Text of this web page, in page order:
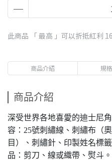
此商品 「 最高 」可以折抵紅利
商品介紹 規
商品介紹
深受世界各地喜愛的迪士尼
容：25號刺繡線、刺繡布（
目）、刺繡針、印製姓名標
品：剪刀、線或織帶、熨斗